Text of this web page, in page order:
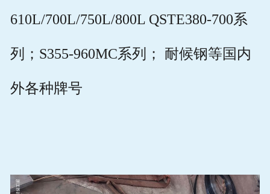
610L/700L/750L/800L QSTE380-700系
列；S355-960MC系列； 耐候钢等国内
外各种牌号